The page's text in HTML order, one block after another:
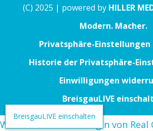
(C) 2025 | powered by HILLER
Modern. Macher.
Privatsphäre-Einstellungen
Historie der Privatsphäre-
Einwilligungen
BreisgauLIVE
BreisgauLIVE einschalten
WordPress Cookie Plugin von Real